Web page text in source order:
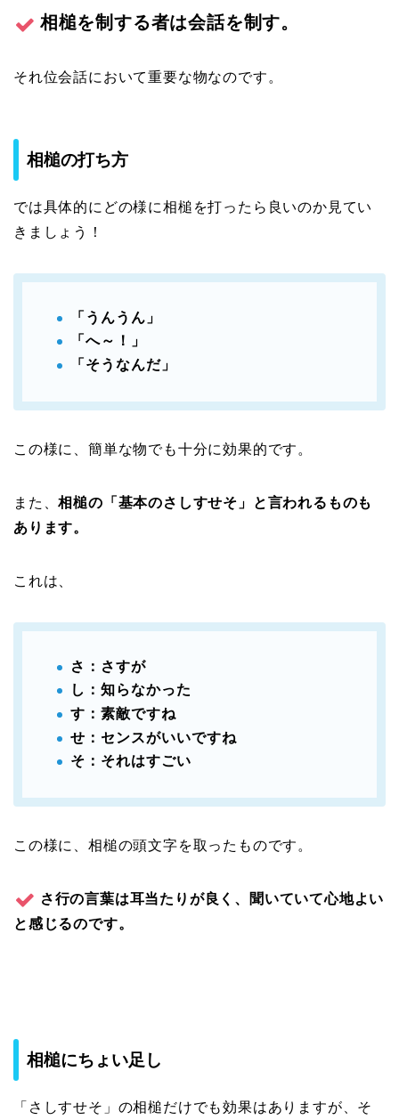
相槌を制する者は会話を制す。
それ位会話において重要な物なのです。
相槌の打ち方
では具体的にどの様に相槌を打ったら良いのか見てい
きましょう！
「うんうん」
「へ～！」
「そうなんだ」
この様に、簡単な物でも十分に効果的です。
また、相槌の「基本のさしすせそ」と言われるものも
あります。
これは、
さ：さすが
し：知らなかった
す：素敵ですね
せ：センスがいいですね
そ：それはすごい
この様に、相槌の頭文字を取ったものです。
さ行の言葉は耳当たりが良く、聞いていて心地よい
と感じるのです。
相槌にちょい足し
「さしすせそ」の相槌だけでも効果はありますが、そ